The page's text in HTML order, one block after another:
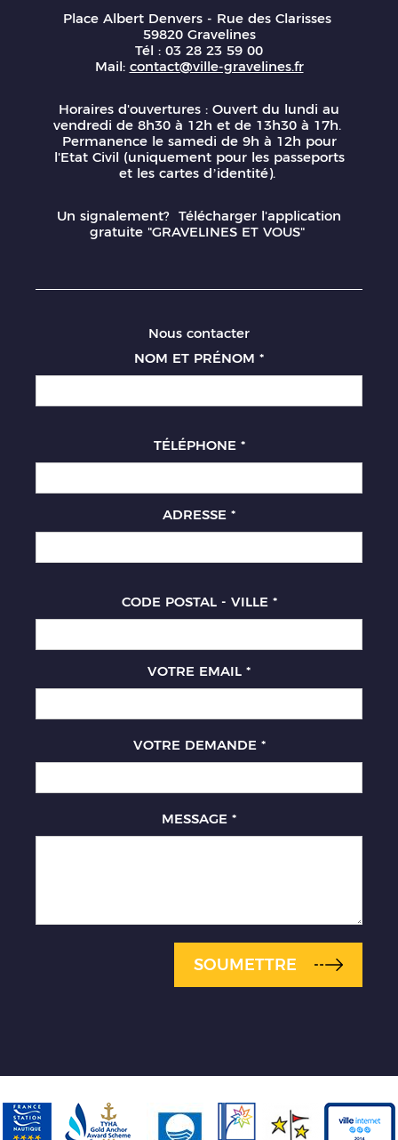
Place Albert Denvers - Rue des Clarisses
59820 Gravelines
Tél : 03 28 23 59 00
Mail: contact@ville-gravelines.fr
Horaires d'ouvertures : Ouvert du lundi au
vendredi de 8h30 à 12h et de 13h30 à 17h.
Permanence le samedi de 9h à 12h pour
l'Etat Civil (uniquement pour les passeports
et les cartes d’identité).
Un signalement? Télécharger l'application
gratuite "GRAVELINES ET VOUS"
Nous contacter
NOM ET PRÉNOM *
TÉLÉPHONE *
ADRESSE *
CODE POSTAL - VILLE *
VOTRE EMAIL *
VOTRE DEMANDE *
MESSAGE *
SOUMETTRE